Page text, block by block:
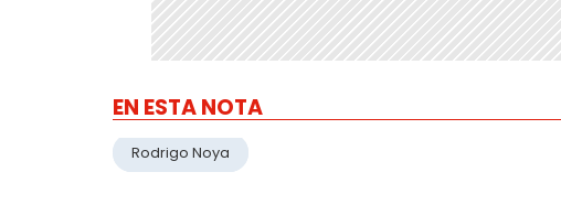
EN ESTA NOTA
Rodrigo Noya